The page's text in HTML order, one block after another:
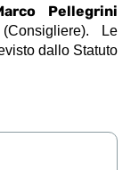
Pellegrini
(Consigliere). Le
dallo Statuto